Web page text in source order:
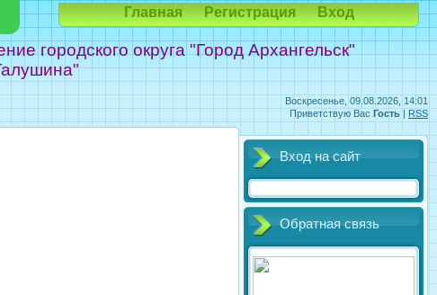
Воскресенье, 09.08.2026, 14:01
Приветствую Вас Гость | RSS
городского округа "Город Архангельск"
Главная Регистрация Вход
Вход на сайт
Обратная связь